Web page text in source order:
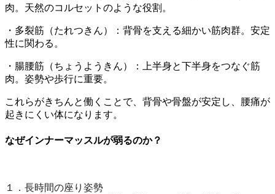
肉。天然のコルセットのような役割。
・多裂筋（たれつきん）：背骨を支える細かい筋肉群。安定
性に関わる。
・腸腰筋（ちょうようきん）：上半身と下半身をつなぐ筋
肉。姿勢や歩行に重要。
これらがきちんと働くことで、背骨や骨盤が安定し、腰痛が
起きにくい体になります。
なぜインナーマッスルが弱るのか？
１．長時間の座り姿勢